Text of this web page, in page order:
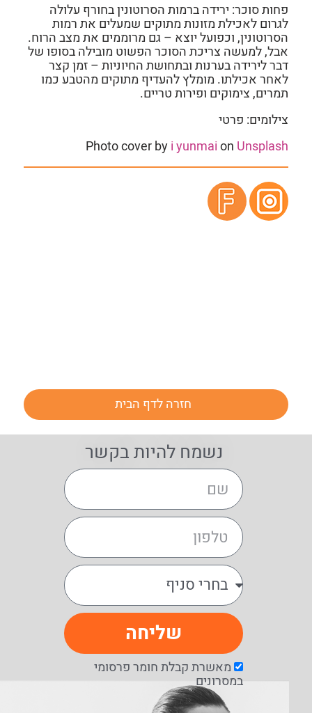
פחות סוכר: ירידה ברמות הסרוטונין בחורף עלולה
לגרום לאכילת מזונות מתוקים שמעלים את רמות
הסרוטונין, וכפועל יוצא – גם מרוממים את מצב הרוח.
אבל, למעשה צריכת הסוכר הפשוט מובילה בסופו של
דבר לירידה בערנות ובתחושת החיוניות – זמן קצר
לאחר אכילתו. מומלץ להעדיף מתוקים מהטבע כמו
תמרים, צימוקים ופירות טריים.
צילומים: פרטי
Photo cover byi yunmaion Unsplash
חזרה לדף הבית
נשמח להיות בקשר
מאשרת קבלת חומר פרסומי
במסרונים
שליחה